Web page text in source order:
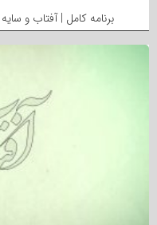
برنامه کامل | آفتاب و سایه ها | ۱۴۰۴.۱۰.۶ | استاد